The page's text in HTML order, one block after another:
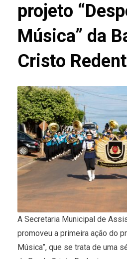
projeto
Música” da
Cristo
A Secretaria Municipal de
promoveu a primeira ação do
Música”, que se trata de uma